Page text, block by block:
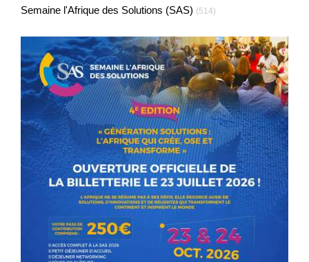
Semaine l'Afrique des Solutions (SAS) (514)